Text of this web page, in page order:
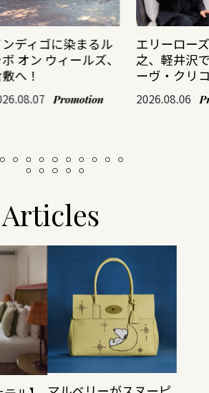
ディゴに染まるル
オン ウィールズ、
へ！
Promotion
エリーロー
之、軽井沢
ーヴ・クリ
2026.08.06